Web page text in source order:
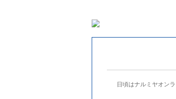
日頃はナルミヤオン